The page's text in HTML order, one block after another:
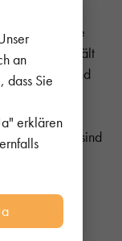
an
dass Sie
erklären
Sour
Varianten wie
Flasche enthält
ausreicht und
darstellt.
den
Qualität. Sie sind
in
Format